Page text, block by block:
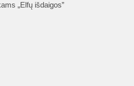
„Elfų išdaigos”